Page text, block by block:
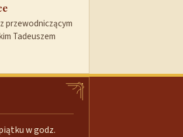
przewodniczącym
Tadeuszem
w godz.